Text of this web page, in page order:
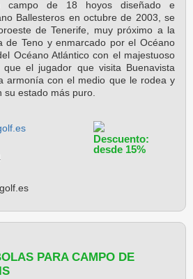
campo de 18 hoyos diseñado e
Ballesteros en octubre de 2003, se
de Tenerife, muy próximo a la
de Teno y enmarcado por el Océano
Océano Atlántico con el majestuoso
el jugador que visita Buenavista
armonía con el medio que le rodea y
su estado más puro.
Descuento:
desde 15%
PARA CAMPO DE